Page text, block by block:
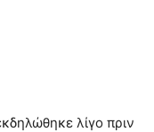
λίγο πριν